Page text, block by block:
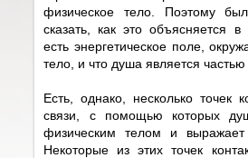
физическое тело. Поэтому
сказать, как это объясняется
есть энергетическое поле,
тело, и что душа является частью
Есть, однако, несколько точек
связи, с помощью которых
физическим телом и выражает
Некоторые из этих точек